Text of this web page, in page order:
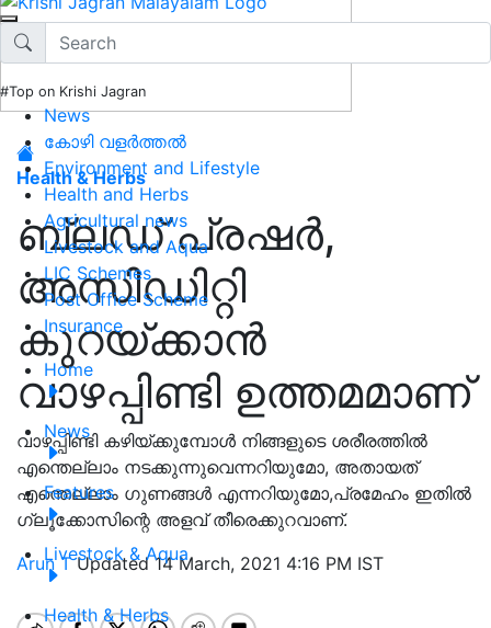
#Top on Krishi Jagran
News
കോഴി വളർത്തൽ
Environment and Lifestyle
Health and Herbs
Agricultural news
Livestock and Aqua
LIC Schemes
Post Office Scheme
Insurance
Home
News
Features
Livestock & Aqua
Health & Herbs
Health & Herbs
ബ്ലഡ് പ്രഷർ,
അസിഡിറ്റി
കുറയ്ക്കാൻ
വാഴപ്പിണ്ടി ഉത്തമമാണ്
വാഴപ്പിണ്ടി കഴിയ്ക്കുമ്പോള്‍ നിങ്ങളുടെ ശരീരത്തില്‍
എന്തെല്ലാം നടക്കുന്നുവെന്നറിയുമോ, അതായത്
എന്തെല്ലാം ഗുണങ്ങള്‍ എന്നറിയുമോ,പ്രമേഹം ഇതില്‍
ഗ്ലൂക്കോസിന്റെ അളവ് തീരെക്കുറവാണ്.
Arun TUpdated 14 March, 2021 4:16 PM IST